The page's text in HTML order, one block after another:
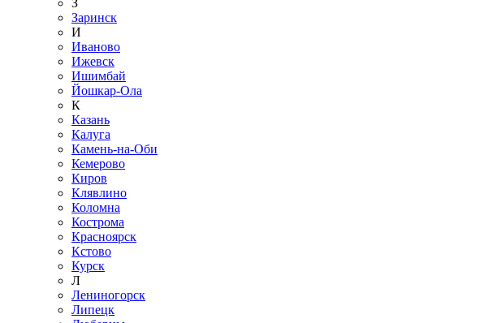
З
Заринск
И
Иваново
Ижевск
Ишимбай
Йошкар-Ола
К
Казань
Калуга
Камень-на-Оби
Кемерово
Киров
Клявлино
Коломна
Кострома
Красноярск
Кстово
Курск
Л
Лениногорск
Липецк